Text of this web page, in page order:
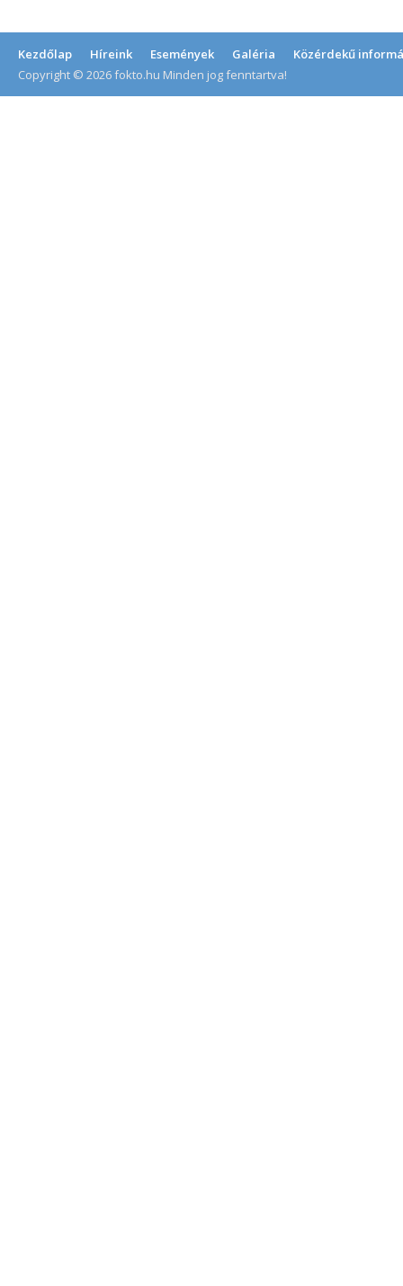
Kezdőlap Híreink Események Galéria
Közérdekű
Copyright © 2026 fokto.hu Minden jog fenntartva!